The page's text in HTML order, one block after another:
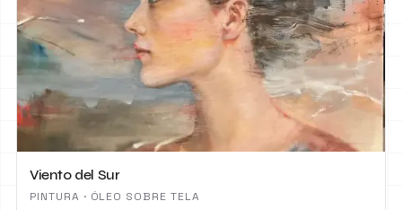
Viento del Sur
PINTURA · ÓLEO SOBRE TELA